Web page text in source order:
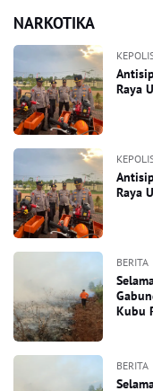
NARKOTIKA
Raya
Raya
BERITA
Kubu
BERITA